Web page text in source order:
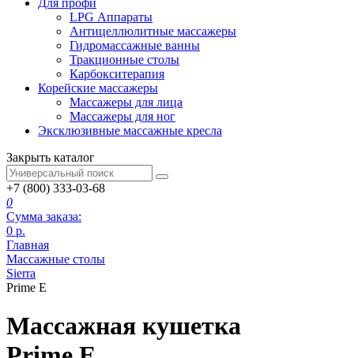
LPG Аппараты
Антицеллюлитные массажеры
Гидромассажные ванны
Тракционные столы
Карбокситерапия
Корейские массажеры
Массажеры для лица
Массажеры для ног
Эксклюзивные массажные кресла
Закрыть каталог
+7 (800) 333-03-68
0
Сумма заказа:
0 р.
Главная
Массажные столы
Sierra
Prime E
Массажная кушетка